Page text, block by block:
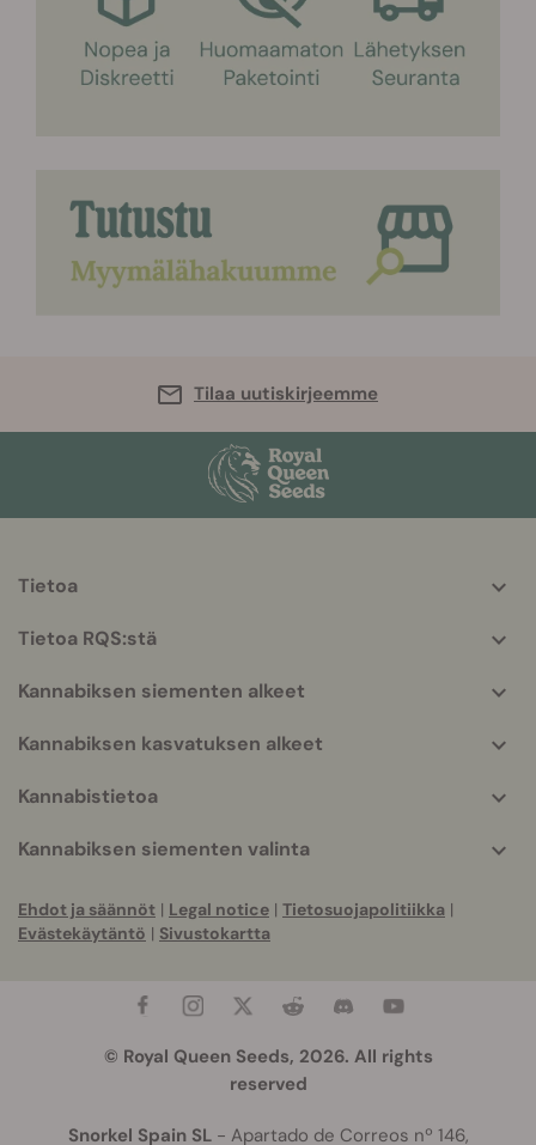
Tilaa uutiskirjeemme
info
Tietoa
Tietoa RQS:stä
Kannabiksen siementen alkeet
Kannabiksen kasvatuksen alkeet
Kannabistietoa
Kannabiksen siementen valinta
Ehdot ja säännöt | Legal notice | Tietosuojapolitiikka |
Evästekäytäntö | Sivustokartta
© Royal Queen Seeds, 2026. All rights
reserved
Snorkel Spain SL- Apartado de Correos nº 146,